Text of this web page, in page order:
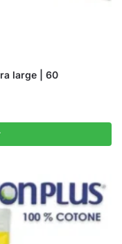
large | 60